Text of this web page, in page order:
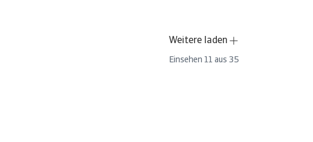
Weitere laden
Einsehen 11 aus 35